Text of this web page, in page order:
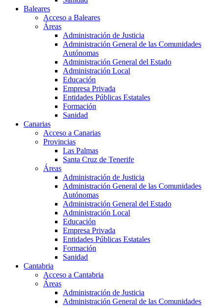
Baleares
Acceso a Baleares
Áreas
Administración de Justicia
Administración General de las Comunidades
Autónomas
Administración General del Estado
Administración Local
Educación
Empresa Privada
Entidades Públicas Estatales
Formación
Sanidad
Canarias
Acceso a Canarias
Provincias
Las Palmas
Santa Cruz de Tenerife
Áreas
Administración de Justicia
Administración General de las Comunidades
Autónomas
Administración General del Estado
Administración Local
Educación
Empresa Privada
Entidades Públicas Estatales
Formación
Sanidad
Cantabria
Acceso a Cantabria
Áreas
Administración de Justicia
Administración General de las Comunidades